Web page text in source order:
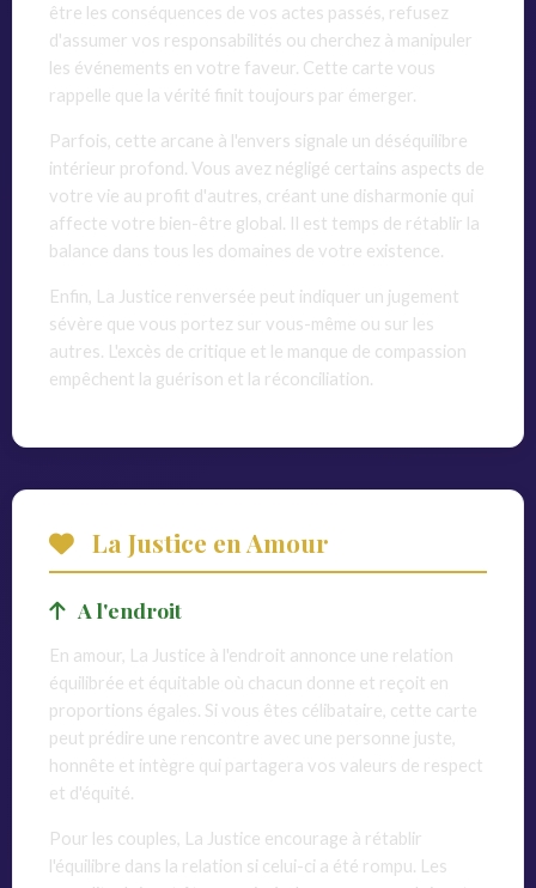
être les conséquences de vos actes passés, refusez
d'assumer vos responsabilités ou cherchez à manipuler
les événements en votre faveur. Cette carte vous
rappelle que la vérité finit toujours par émerger.
Parfois, cette arcane à l'envers signale un déséquilibre
intérieur profond. Vous avez négligé certains aspects de
votre vie au profit d'autres, créant une disharmonie qui
affecte votre bien-être global. Il est temps de rétablir la
balance dans tous les domaines de votre existence.
Enfin, La Justice renversée peut indiquer un jugement
sévère que vous portez sur vous-même ou sur les
autres. L'excès de critique et le manque de compassion
empêchent la guérison et la réconciliation.
La Justice en Amour
A l'endroit
En amour, La Justice à l'endroit annonce une relation
équilibrée et équitable où chacun donne et reçoit en
proportions égales. Si vous êtes célibataire, cette carte
peut prédire une rencontre avec une personne juste,
honnête et intègre qui partagera vos valeurs de respect
et d'équité.
Pour les couples, La Justice encourage à rétablir
l'équilibre dans la relation si celui-ci a été rompu. Les